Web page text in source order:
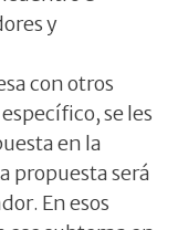
y
con otros
se les
en la
propuesta será
En esos